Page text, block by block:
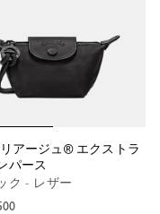
パース
ック - レザー